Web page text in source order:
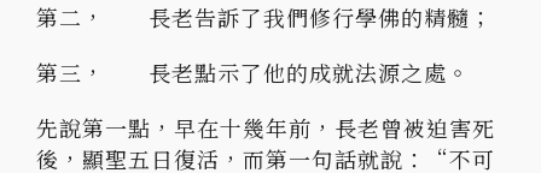
第二， 長老告訴了我們修行學佛的精髓；
第三， 長老點示了他的成就法源之處。
先說第一點，早在十幾年前，長老曾被迫害死
後，顯聖五日復活，而第一句話就說：“不可